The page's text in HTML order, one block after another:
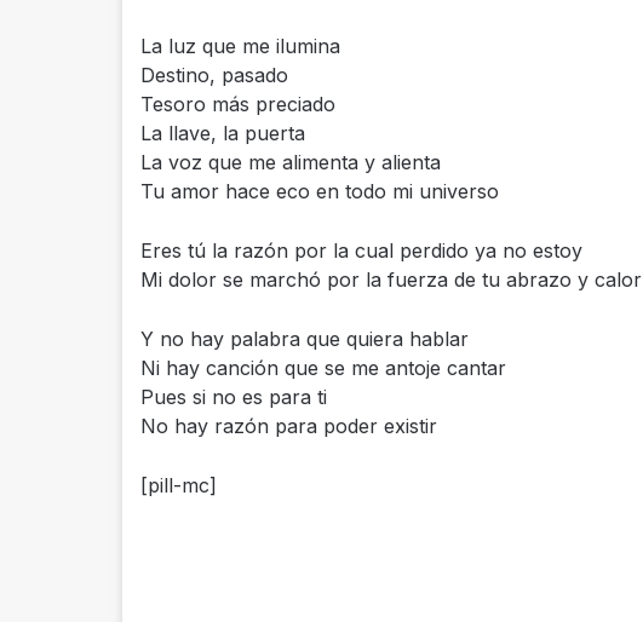
La luz que me ilumina
Destino, pasado
Tesoro más preciado
La llave, la puerta
La voz que me alimenta y alienta
Tu amor hace eco en todo mi universo
Eres tú la razón por la cual perdido ya no estoy
Mi dolor se marchó por la fuerza de tu abrazo y calor
Y no hay palabra que quiera hablar
Ni hay canción que se me antoje cantar
Pues si no es para ti
No hay razón para poder existir
[pill-mc]